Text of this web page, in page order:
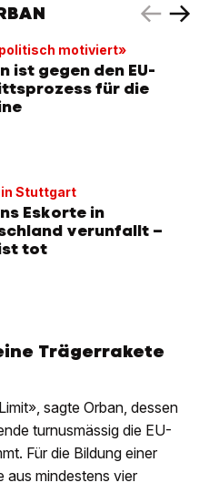
motiviert»
ist gegen den EU-
für die
in Stuttgart
Eskorte in
verunfallt –
tot
Trägerrakete
sagte Orban, dessen
turnusmässig die EU-
Für die Bildung einer
aus mindestens vier